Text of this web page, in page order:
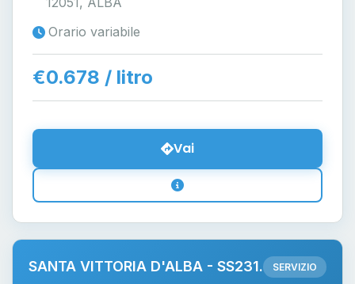
Orario variabile
€0.678 / litro
Vai
SANTA VITTORIA D'ALBA - SS231. SERVIZIO